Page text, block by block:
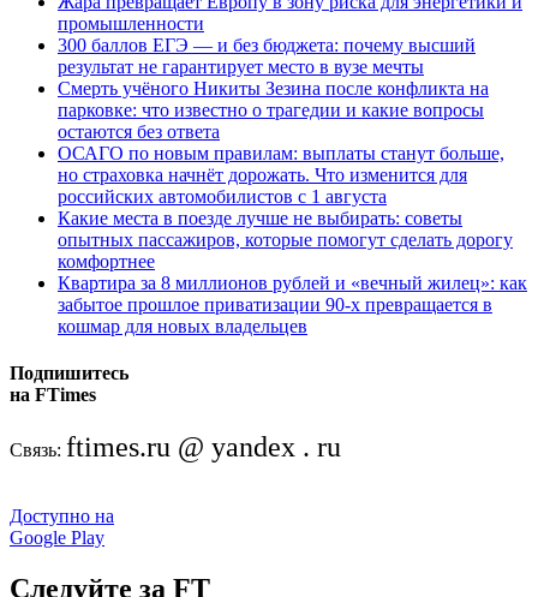
промышленности
300 баллов ЕГЭ — и без бюджета: почему высший
результат не гарантирует место в вузе мечты
Смерть учёного Никиты Зезина после конфликта на
парковке: что известно о трагедии и какие вопросы
остаются без ответа
ОСАГО по новым правилам: выплаты станут больше,
но страховка начнёт дорожать. Что изменится для
российских автомобилистов с 1 августа
Какие места в поезде лучше не выбирать: советы
опытных пассажиров, которые помогут сделать дорогу
комфортнее
Квартира за 8 миллионов рублей и «вечный жилец»: как
забытое прошлое приватизации 90-х превращается в
кошмар для новых владельцев
Подпишитесь
на FTimes
Связь: ftimes.ru @ yandex . ru
Доступно на
Google Play
Следуйте за FT